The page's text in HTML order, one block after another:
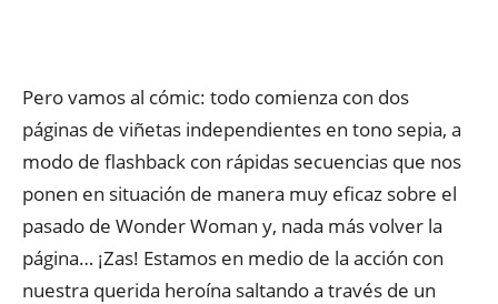
Pero vamos al cómic: todo comienza con dos
páginas de viñetas independientes en tono sepia, a
modo de flashback con rápidas secuencias que nos
ponen en situación de manera muy eficaz sobre el
pasado de Wonder Woman y, nada más volver la
página… ¡Zas! Estamos en medio de la acción con
nuestra querida heroína saltando a través de un